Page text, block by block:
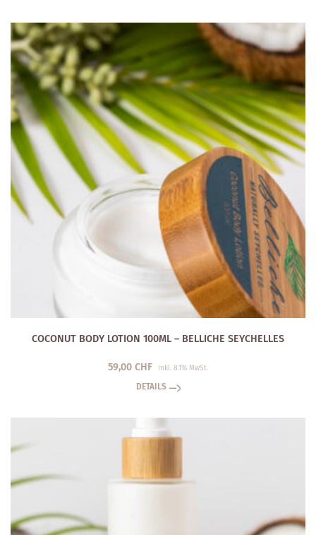
COCONUT BODY LOTION 100ML – BELLICHE SEYCHELLES
59,00 CHF inkl. 8.1% MwSt.
DETAILS